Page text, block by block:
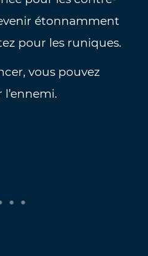
étonnamment
pour les runiques.
vous pouvez